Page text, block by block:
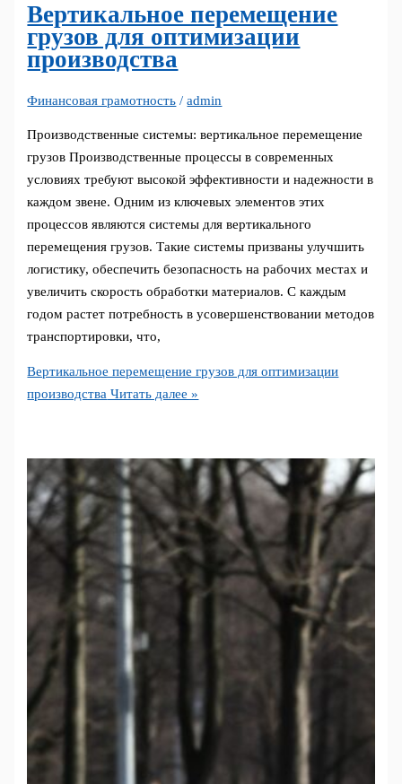
Вертикальное перемещение
грузов для оптимизации
производства
Финансовая грамотность /admin
Производственные системы: вертикальное перемещение
грузов Производственные процессы в современных
условиях требуют высокой эффективности и надежности в
каждом звене. Одним из ключевых элементов этих
процессов являются системы для вертикального
перемещения грузов. Такие системы призваны улучшить
логистику, обеспечить безопасность на рабочих местах и
увеличить скорость обработки материалов. С каждым
годом растет потребность в усовершенствовании методов
транспортировки, что,
Вертикальное перемещение грузов для оптимизации
производства Читать далее »